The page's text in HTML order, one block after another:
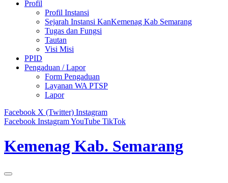
Profil
Profil Instansi
Sejarah Instansi KanKemenag Kab Semarang
Tugas dan Fungsi
Tautan
Visi Misi
PPID
Pengaduan / Lapor
Form Pengaduan
Layanan WA PTSP
Lapor
Facebook X (Twitter) Instagram
Facebook InstagramYouTube TikTok
Kemenag Kab. Semarang